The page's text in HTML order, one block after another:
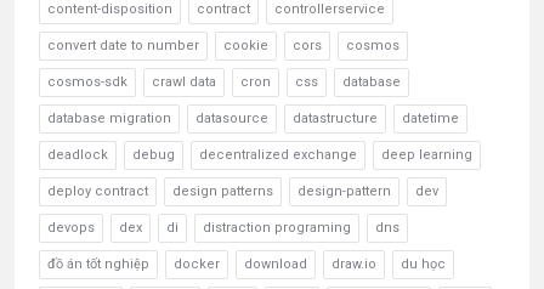
content-disposition contract controllerservice
convert date to number cookie cors cosmos
cosmos-sdk crawl data cron css database
database migration datasource datastructure datetime
deadlock debug decentralized exchange deep learning
deploy contract design patterns design-pattern dev
devops dex di distraction programing dns
đồ án tốt nghiệp docker download draw.io du học